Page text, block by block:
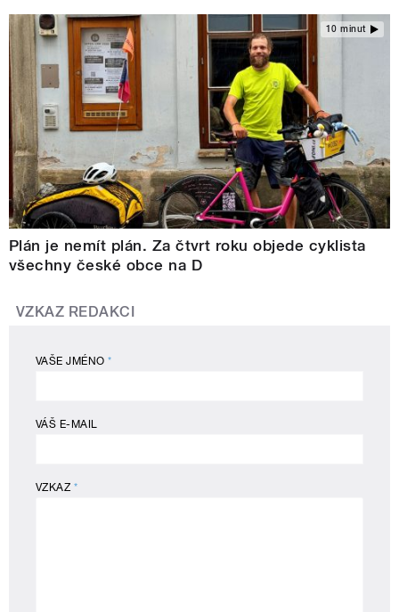
10 minut
Plán je nemít plán. Za čtvrt roku objede cyklista
všechny české obce na D
VZKAZ REDAKCI
VAŠE JMÉNO*
VÁŠ E-MAIL
VZKAZ *